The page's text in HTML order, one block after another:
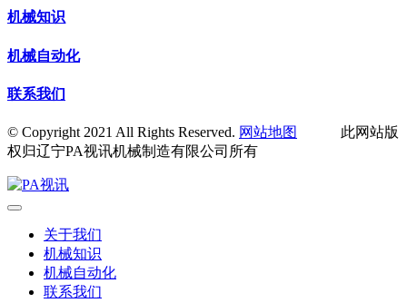
机械知识
机械自动化
联系我们
© Copyright 2021 All Rights Reserved. 网站地图
此网站版
权归辽宁PA视讯机械制造有限公司所有
关于我们
机械知识
机械自动化
联系我们